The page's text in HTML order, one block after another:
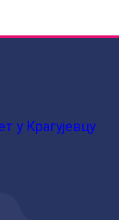
у Крагујевцу